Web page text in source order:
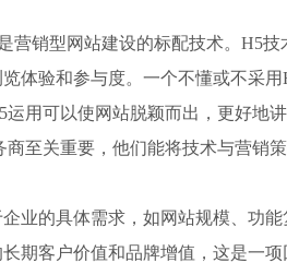
销型网站建设的标配技术。H5
体验和参与度。一个不懂或不采
用可以使网站脱颖而出，更好地
至关重要，他们能将技术与营销
业的具体需求，如网站规模、功
期客户价值和品牌增值，这是一